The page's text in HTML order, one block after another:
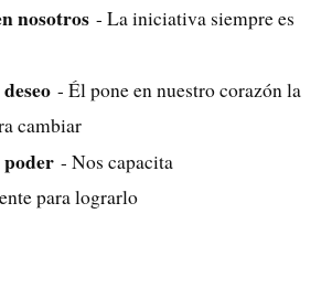
nosotros- La iniciativa siempre es
- Él pone en nuestro corazón la
cambiar
poder- Nos capacita
para lograrlo